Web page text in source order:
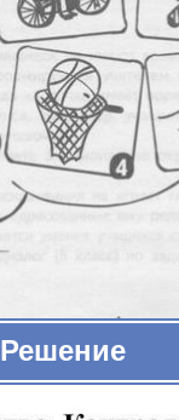
Решение